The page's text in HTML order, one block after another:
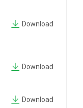
Download
Download
Download